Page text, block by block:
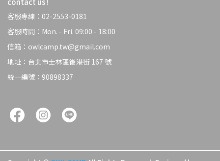
客服專線：02-2553-0181
客服時間：Mon. - Fri. 09:00 - 18:00
信箱：owlcamp.tw@gmail.com
地址：台北市士林區後港街 167 號
統一編號：90898337